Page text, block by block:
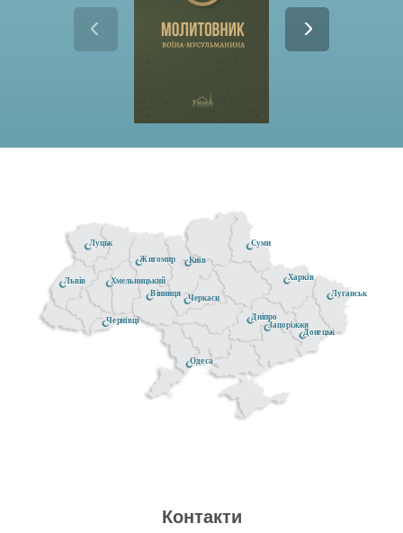
Донецьк
Житомир
Черкаси
Чернівці
Київ
Луганськ
Хмельницький
Луцьк
Дніпро
Одеса
Суми
Вінниця
Запоріжжя
Львів Харків
Контакти